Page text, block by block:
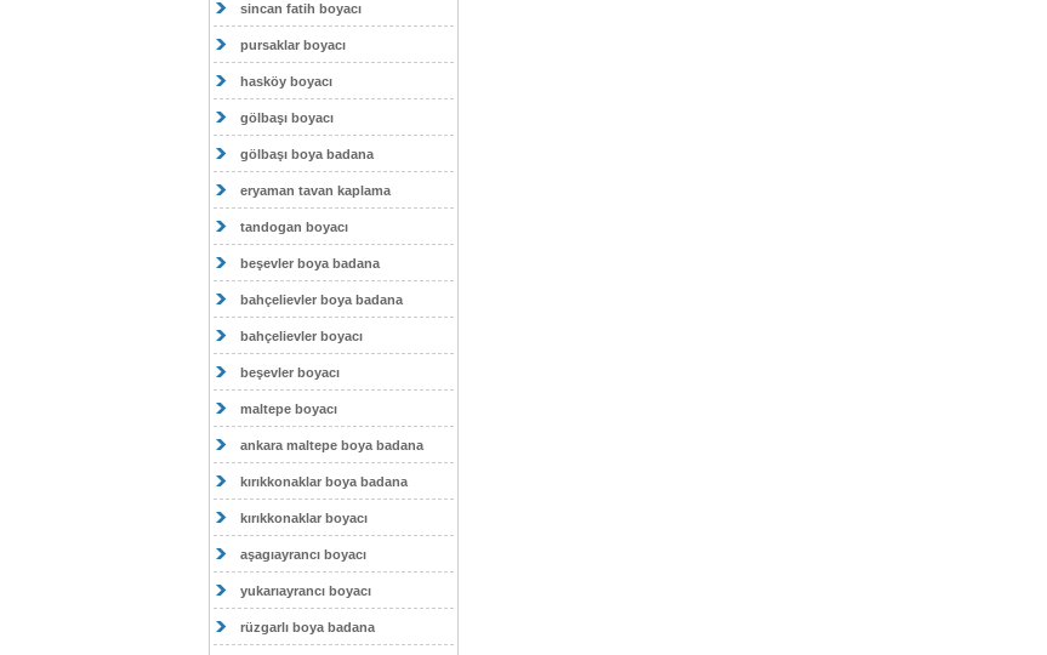
sincan fatih boyacı
pursaklar boyacı
hasköy boyacı
gölbaşı boyacı
gölbaşı boya badana
eryaman tavan kaplama
tandogan boyacı
beşevler boya badana
bahçelievler boya badana
bahçelievler boyacı
beşevler boyacı
maltepe boyacı
ankara maltepe boya badana
kırıkkonaklar boya badana
kırıkkonaklar boyacı
aşagıayrancı boyacı
yukarıayrancı boyacı
rüzgarlı boya badana